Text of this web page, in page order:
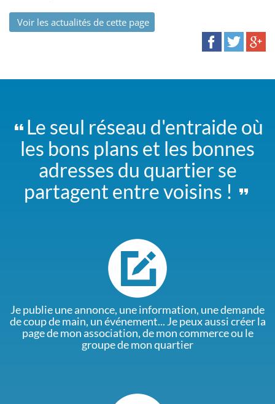
Voir les actualités de cette page
Le seul réseau d'entraide où
les bons plans et les bonnes
adresses du quartier se
partagent entre voisins !
Je publie une annonce, une information, une demande
de coup de main, un événement... Je peux aussi créer la
page de mon association, de mon commerce ou le
groupe de mon quartier